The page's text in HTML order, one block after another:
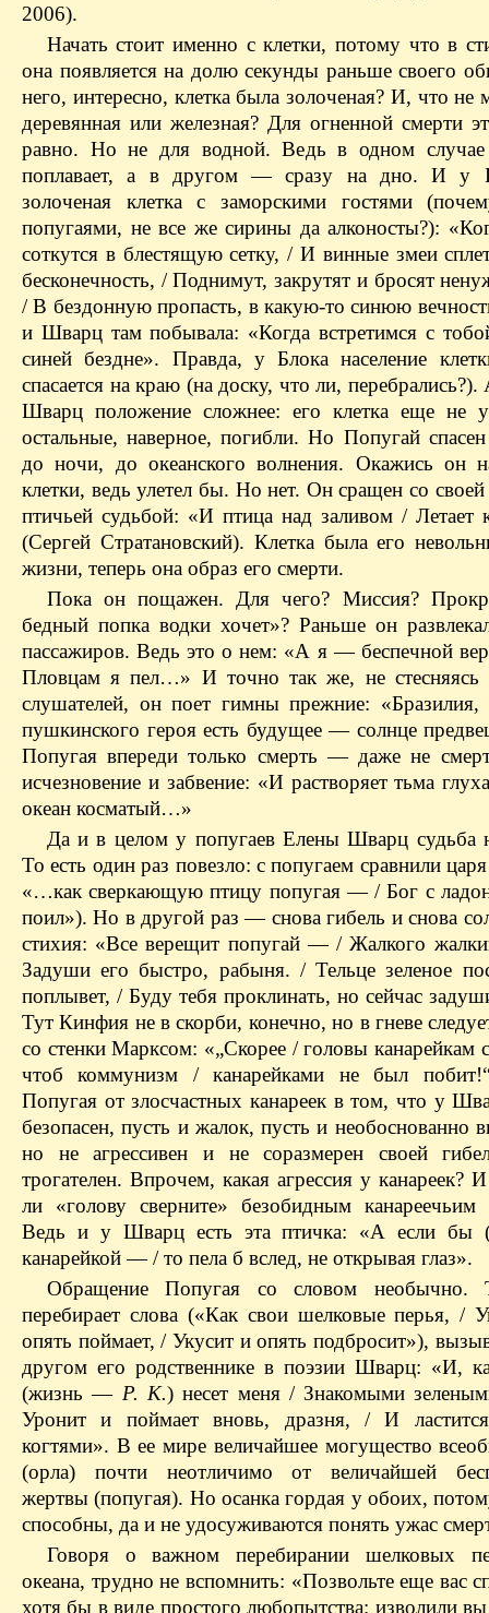
2006).
Начать стоит именно с клетки, потому что в
она появляется на долю секунды раньше своего
него, интересно, клетка была золоченая? И, что не
деревянная или железная? Для огненной смерти
равно. Но не для водной. Ведь в одном случае
поплавает, а в другом — сразу на дно. И у
золоченая клетка с заморскими гостями
попугаями, не все же сирины да алконосты?):
соткутся в блестящую сетку, / И винные змеи
бесконечность, / Поднимут, закрутят и бросят
/ В бездонную пропасть, в какую-то синюю
и Шварц там побывала: «Когда встретимся с
синей бездне». Правда, у Блока население
спасается на краю (на доску, что ли,
Шварц положение сложнее: его клетка еще не
остальные, наверное, погибли. Но Попугай
до ночи, до океанского волнения. Окажись он
клетки, ведь улетел бы. Но нет. Он сращен со
птичьей судьбой: «И птица над заливом / Летает
(Сергей Стратановский). Клетка была его
жизни, теперь она образ его смерти.
Пока он пощажен. Для чего? Миссия?
бедный попка водки хочет»? Раньше он
пассажиров. Ведь это о нем: «А я — беспечной
Пловцам я пел…» И точно так же, не стесняясь
слушателей, он поет гимны прежние:
пушкинского героя есть будущее — солнце
Попугая впереди только смерть — даже не
исчезновение и забвение: «И растворяет тьма
океан косматый…»
Да и в целом у попугаев Елены Шварц судьба
То есть один раз повезло: с попугаем сравнили
«…как сверкающую птицу попугая — / Бог с
поил»). Но в другой раз — снова гибель и снова
стихия: «Все верещит попугай — / Жалкого
Задуши его быстро, рабыня. / Тельце зеленое
поплывет, / Буду тебя проклинать, но сейчас
Тут Кинфия не в скорби, конечно, но в гневе
со стенки Марксом: «„Скорее / головы канарейкам
чтоб коммунизм / канарейками не был
Попугая от злосчастных канареек в том, что у
безопасен, пусть и жалок, пусть и необоснованно
но не агрессивен и не соразмерен своей
трогателен. Впрочем, какая агрессия у канареек?
ли «голову сверните» безобидным канареечьим
Ведь и у Шварц есть эта птичка: «А если бы
канарейкой — / то пела б вслед, не открывая глаз».
Обращение Попугая со словом
перебирает слова («Как свои шелковые перья, /
опять поймает, / Укусит и опять подбросит»),
другом его родственнике в поэзии Шварц: «И,
(жизнь — Р. К.) несет меня / Знакомыми
Уронит и поймает вновь, дразня, / И
когтями». В ее мире величайшее могущество
(орла) почти неотличимо от величайшей
жертвы (попугая). Но осанка гордая у обоих,
способны, да и не удосуживаются понять ужас
Говоря о важном перебирании шелковых
океана, трудно не вспомнить: «Позвольте еще вас
хотя бы в виде простого любопытства: изволили вы